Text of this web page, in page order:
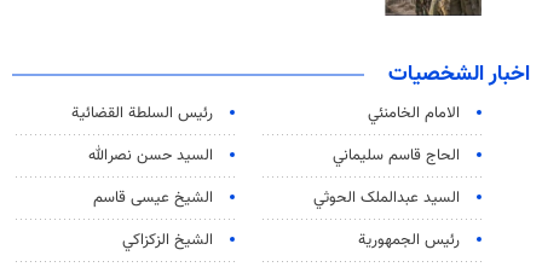
اخبار الشخصيات
الامام الخامنئي
رئیس السلطة القضائیة
الحاج قاسم سليماني
السيد حسن نصرالله
السید عبدالملک الحوثي
الشيخ عيسى قاسم
رئيس الجمهورية
الشيخ الزكزاكي